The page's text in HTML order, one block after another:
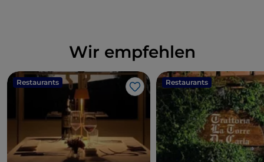
Wir empfehlen
Restaurants
Like
Restaurants